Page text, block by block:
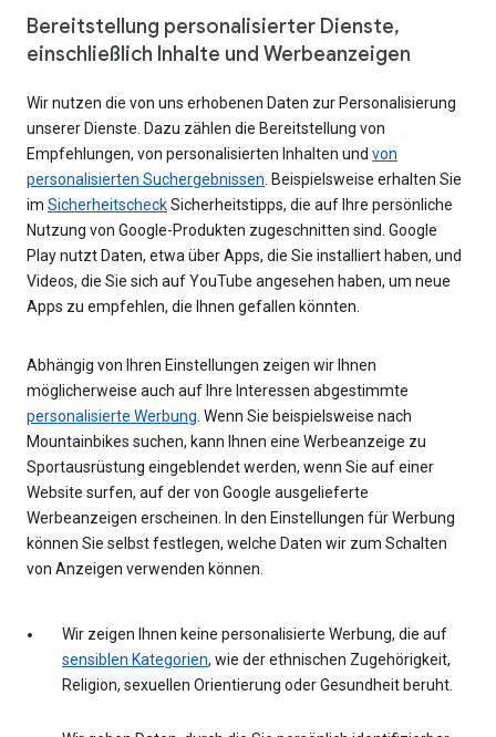
Bereitstellung personalisierter Dienste,
einschließlich Inhalte und Werbeanzeigen
Wir nutzen die von uns erhobenen Daten zur Personalisierung
unserer Dienste. Dazu zählen die Bereitstellung von
Empfehlungen, von personalisierten Inhalten und von
personalisierten Suchergebnissen . Beispielsweise erhalten Sie
im SicherheitscheckSicherheitstipps, die auf Ihre persönliche
Nutzung von Google-Produkten zugeschnitten sind. Google
Play nutzt Daten, etwa über Apps, die Sie installiert haben, und
Videos, die Sie sich auf YouTube angesehen haben, um neue
Apps zu empfehlen, die Ihnen gefallen könnten.
Abhängig von Ihren Einstellungen zeigen wir Ihnen
möglicherweise auch auf Ihre Interessen abgestimmte
personalisierte Werbung . Wenn Sie beispielsweise nach
Mountainbikes suchen, kann Ihnen eine Werbeanzeige zu
Sportausrüstung eingeblendet werden, wenn Sie auf einer
Website surfen, auf der von Google ausgelieferte
Werbeanzeigen erscheinen. In den Einstellungen für Werbung
können Sie selbst festlegen, welche Daten wir zum Schalten
von Anzeigen verwenden können.
Wir zeigen Ihnen keine personalisierte Werbung, die auf
sensiblen Kategorien, wie der ethnischen Zugehörigkeit,
Religion, sexuellen Orientierung oder Gesundheit beruht.